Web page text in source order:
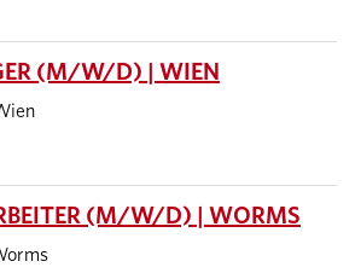
(M/W/D) | WIEN
(M/W/D) | WORMS